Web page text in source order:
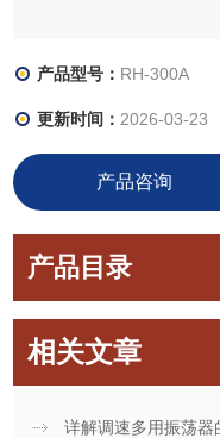
产品型号： RH-300A
更新时间： 2026-03-23
产品咨询
产品目录
相关文章
详解调速多用振荡器